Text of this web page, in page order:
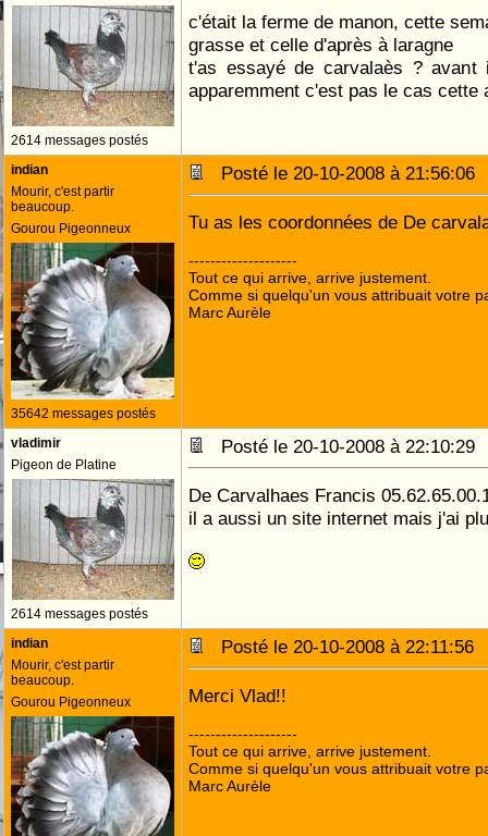
2614 messages postés
c'était la ferme de manon, cette
grasse et celle d'après à laragne
t'as essayé de carvalaès ?
apparemment c'est pas le cas cette
indian
Mourir, c'est partir
beaucoup.
Gourou Pigeonneux
35642 messages postés
Posté le 20-10-2008 à
Tu as les coordonnées de De
--------------------
Tout ce qui arrive, arrive justement.
Comme si quelqu'un vous attribuait votre
Marc Aurèle
vladimir
Pigeon de Platine
2614 messages postés
Posté le 20-10-2008 à
De Carvalhaes Francis
il a aussi un site internet mais j'ai
indian
Mourir, c'est partir
beaucoup.
Gourou Pigeonneux
Posté le 20-10-2008 à
Merci Vlad!!
--------------------
Tout ce qui arrive, arrive justement.
Comme si quelqu'un vous attribuait votre
Marc Aurèle